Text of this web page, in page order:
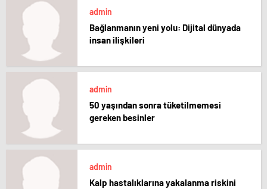
admin
Bağlanmanın yeni yolu: Dijital dünyada
insan ilişkileri
admin
50 yaşından sonra tüketilmemesi
gereken besinler
admin
Kalp hastalıklarına yakalanma riskini